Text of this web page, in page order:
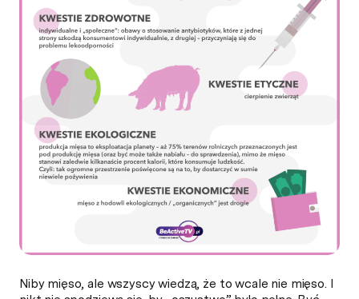
Niby mięso, ale wszyscy wiedzą, że to wcale nie mięso. I